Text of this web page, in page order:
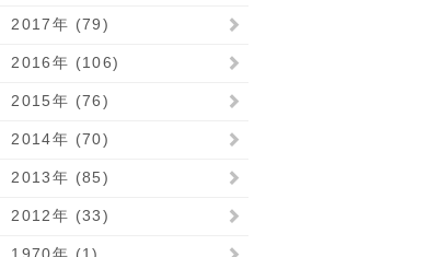
2017年 (79)
2016年 (106)
2015年 (76)
2014年 (70)
2013年 (85)
2012年 (33)